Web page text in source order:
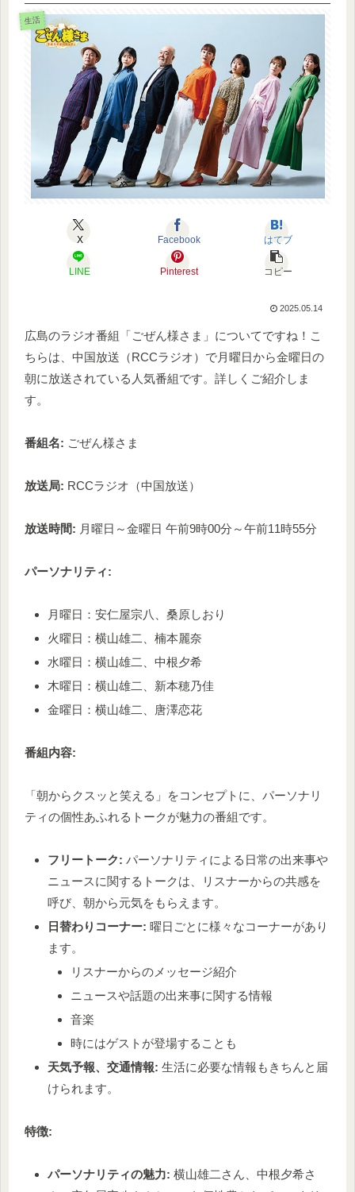
生活
X Facebook はてブ
LINE Pinterest コピー
2025.05.14
広島のラジオ番組「ごぜん様さま」についてですね！こ
ちらは、中国放送（RCCラジオ）で月曜日から金曜日の
朝に放送されている人気番組です。詳しくご紹介しま
す。
番組名: ごぜん様さま
放送局: RCCラジオ（中国放送）
放送時間: 月曜日～金曜日 午前9時00分～午前11時55分
パーソナリティ:
月曜日：安仁屋宗八、桑原しおり
火曜日：横山雄二、楠本麗奈
水曜日：横山雄二、中根夕希
木曜日：横山雄二、新本穂乃佳
金曜日：横山雄二、唐澤恋花
番組内容:
「朝からクスッと笑える」をコンセプトに、パーソナリ
ティの個性あふれるトークが魅力の番組です。
フリートーク: パーソナリティによる日常の出来事や
ニュースに関するトークは、リスナーからの共感を
呼び、朝から元気をもらえます。
日替わりコーナー: 曜日ごとに様々なコーナーがあり
ます。
リスナーからのメッセージ紹介
ニュースや話題の出来事に関する情報
音楽
時にはゲストが登場することも
天気予報、交通情報: 生活に必要な情報もきちんと届
けられます。
特徴:
パーソナリティの魅力: 横山雄二さん、中根夕希さ